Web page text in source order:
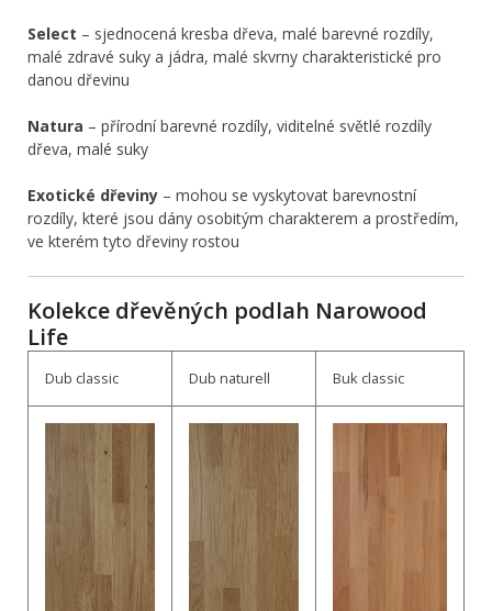
Select – sjednocená kresba dřeva, malé barevné rozdíly,
malé zdravé suky a jádra, malé skvrny charakteristické pro
danou dřevinu
Natura – přírodní barevné rozdíly, viditelné světlé rozdíly
dřeva, malé suky
Exotické dřeviny – mohou se vyskytovat barevnostní
rozdíly, které jsou dány osobitým charakterem a prostředím,
ve kterém tyto dřeviny rostou
Kolekce dřevěných podlah Narowood
Life
Dub classic Dub naturell Buk classic